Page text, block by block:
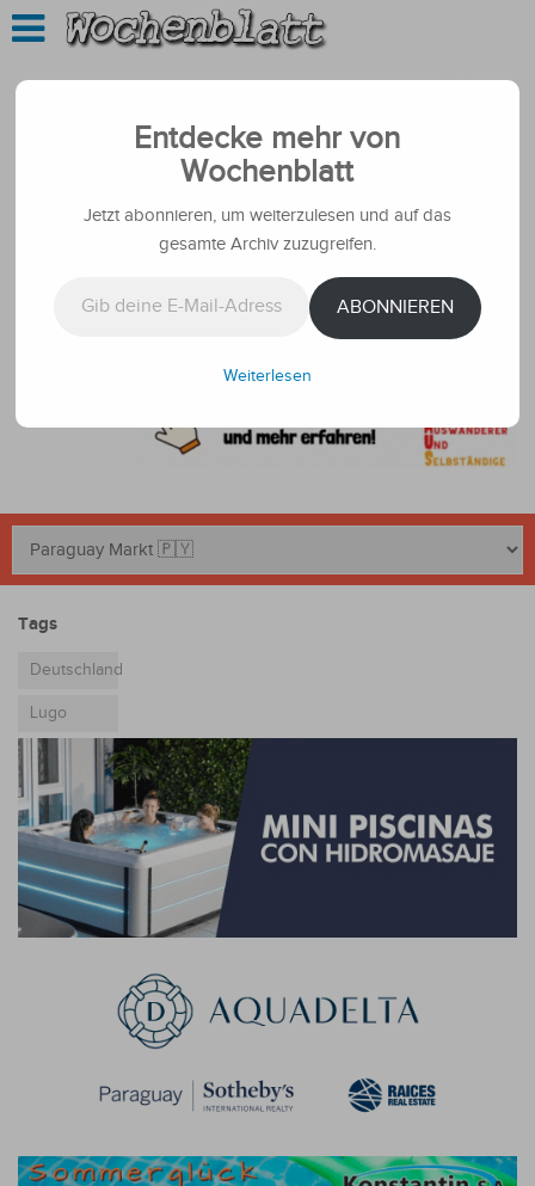
Tags
Deutschland
Lugo
Entdecke mehr von
Wochenblatt
Jetzt abonnieren, um weiterzulesen und auf das
gesamte Archiv zuzugreifen.
ABONNIEREN
Weiterlesen